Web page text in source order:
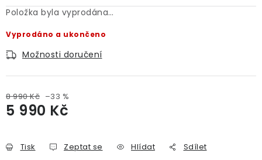
Položka byla vyprodána…
Vyprodáno a ukončeno
Možnosti doručení
8 990 Kč –33 %
5 990 Kč
Tisk Zeptat se Hlídat Sdílet